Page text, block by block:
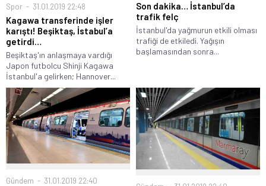
Spor 31.01.2019 22:48
Kagawa transferinde işler
karıştı! Beşiktaş, İstabul’a
getirdi…
Beşiktaş'ın anlaşmaya vardığı
Japon futbolcu Shinji Kagawa
İstanbul'a gelirken; Hannover...
Son dakika… İstanbul’da
trafik felç
İstanbul'da yağmurun etkili olması
trafiği de etkiledi. Yağışın
başlamasından sonra...
Gündem 31.01.2019 22:40